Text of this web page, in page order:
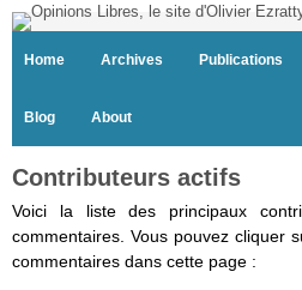
Home Archives Publications
Blog About
Contributeurs actifs
Voici la liste des principaux
commentaires. Vous pouvez cliquer
commentaires dans cette page :